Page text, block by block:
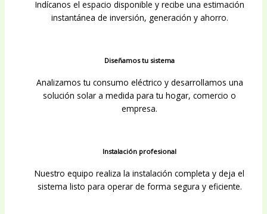
Indícanos el espacio disponible y recibe una estimación
instantánea de inversión, generación y ahorro.
Diseñamos tu sistema
Analizamos tu consumo eléctrico y desarrollamos una
solución solar a medida para tu hogar, comercio o
empresa.
Instalación profesional
Nuestro equipo realiza la instalación completa y deja el
sistema listo para operar de forma segura y eficiente.